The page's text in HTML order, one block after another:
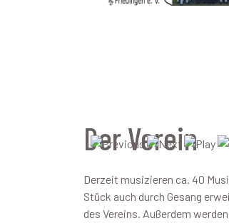
Der Verein
Derzeit musizieren ca. 40
Stück auch durch Gesang
des Vereins. Außerdem